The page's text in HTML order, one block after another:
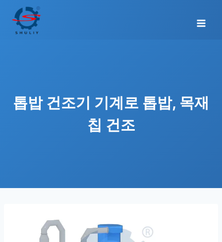
content
톱밥 건조기 기계로 톱밥, 목재
칩 건조